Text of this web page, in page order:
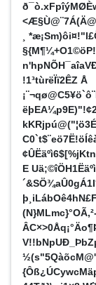
¸
!1³tùrëÏï2ÊZ Å
E